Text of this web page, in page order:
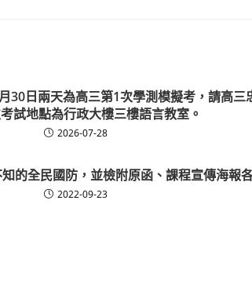
30日兩天為高三第1次學測模擬考，請高
試地點為行政大樓三樓語言教室。
2026-07-28
的全民國防，並檢附原函、課程宣傳海報
2022-09-23